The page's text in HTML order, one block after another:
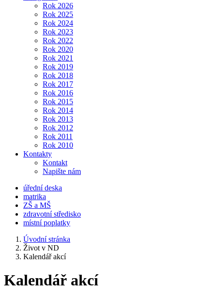
Rok 2026
Rok 2025
Rok 2024
Rok 2023
Rok 2022
Rok 2020
Rok 2021
Rok 2019
Rok 2018
Rok 2017
Rok 2016
Rok 2015
Rok 2014
Rok 2013
Rok 2012
Rok 2011
Rok 2010
Kontakty
Kontakt
Napište nám
úřední deska
matrika
ZŠ a MŠ
zdravotní středisko
místní poplatky
Úvodní stránka
Život v ND
Kalendář akcí
Kalendář akcí